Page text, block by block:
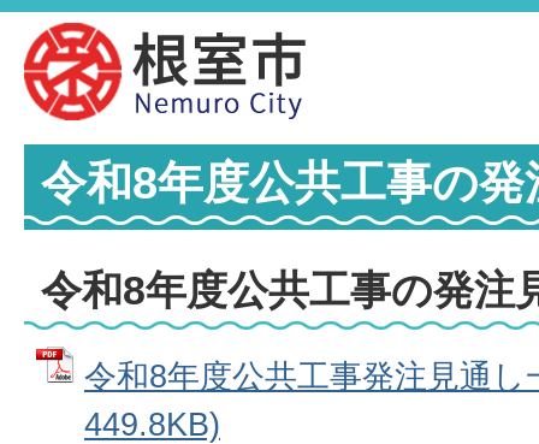
令和8年度公共工事の
令和8年度公共工事の発注
令和8年度公共工事発注見通
449.8KB)